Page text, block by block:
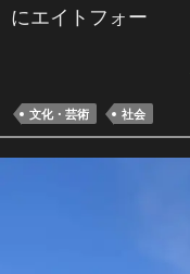
にエイトフォー
文化・芸術 社会